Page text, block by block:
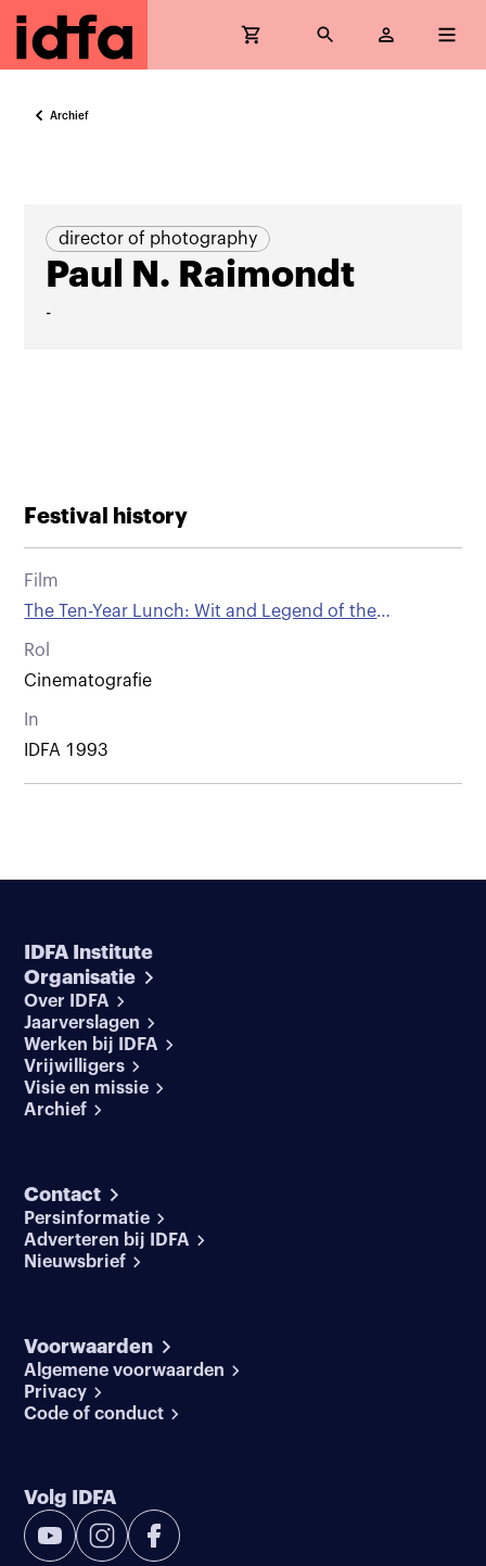
Archief
director of photography
Paul N. Raimondt
-
Festival history
Film
The Ten-Year Lunch: Wit and Legend of the
Algonquin Round Table.
Rol
Cinematografie
In
IDFA 1993
IDFA Institute
Organisatie
Over IDFA
Jaarverslagen
Werken bij IDFA
Vrijwilligers
Visie en missie
Archief
Contact
Persinformatie
Adverteren bij IDFA
Nieuwsbrief
Voorwaarden
Algemene voorwaarden
Privacy
Code of conduct
Volg IDFA